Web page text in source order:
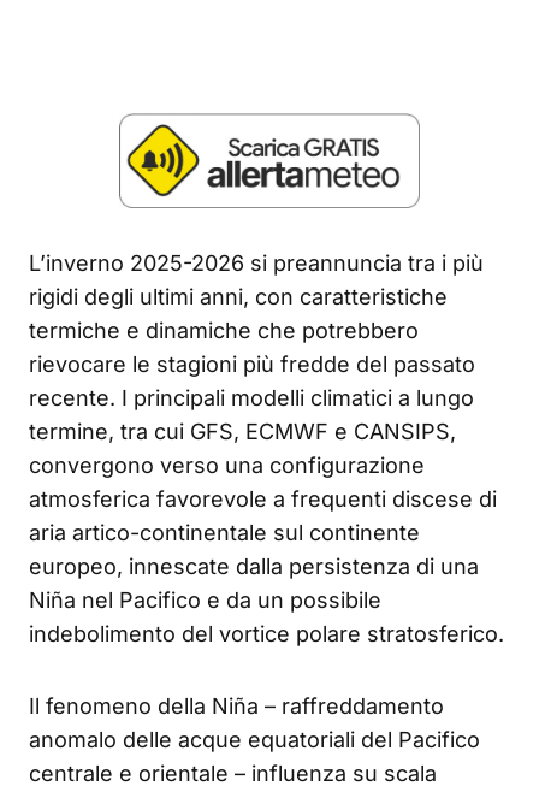
L’inverno 2025-2026 si preannuncia tra i più
rigidi degli ultimi anni, con caratteristiche
termiche e dinamiche che potrebbero
rievocare le stagioni più fredde del passato
recente. I principali modelli climatici a lungo
termine, tra cui GFS, ECMWF e CANSIPS,
convergono verso una configurazione
atmosferica favorevole a frequenti discese di
aria artico-continentale sul continente
europeo, innescate dalla persistenza di una
Niña nel Pacifico e da un possibile
indebolimento del vortice polare stratosferico.
Il fenomeno della Niña – raffreddamento
anomalo delle acque equatoriali del Pacifico
centrale e orientale – influenza su scala